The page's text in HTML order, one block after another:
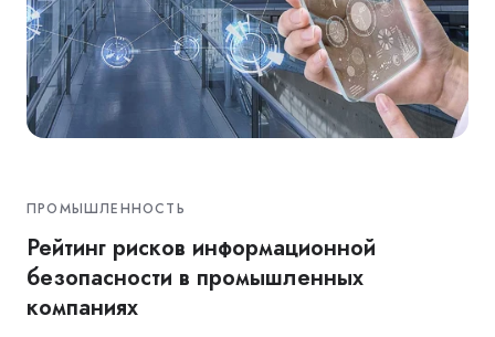
ПРОМЫШЛЕННОСТЬ
Рейтинг рисков информационной
безопасности в промышленных
компаниях